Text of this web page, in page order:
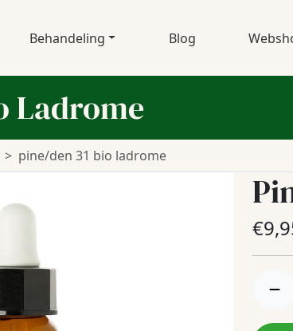
Behandeling Blog
Ladrome
pine/den 31 bio ladrome
€